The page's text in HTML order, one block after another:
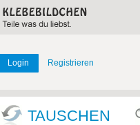
Login Registrieren
TAUSCHEN